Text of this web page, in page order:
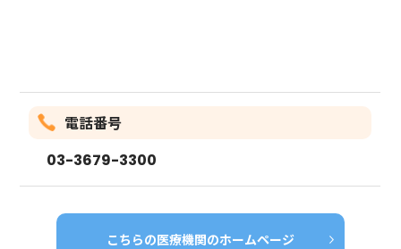
電話番号
03-3679-3300
こちらの医療機関のホームページ